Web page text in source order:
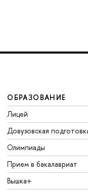
ОБРАЗОВАНИЕ
Лицей
Довузовская
Олимпиады
Прием в бакалавриат
Вышка+